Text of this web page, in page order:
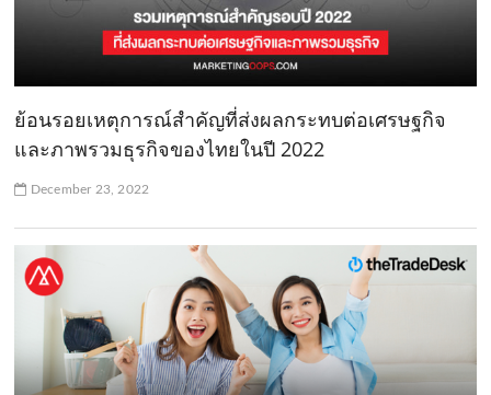
ย้อนรอยเหตุการณ์สำคัญที่ส่งผลกระทบต่อเศรษฐกิจ
และภาพรวมธุรกิจของไทยในปี 2022
December 23, 2022